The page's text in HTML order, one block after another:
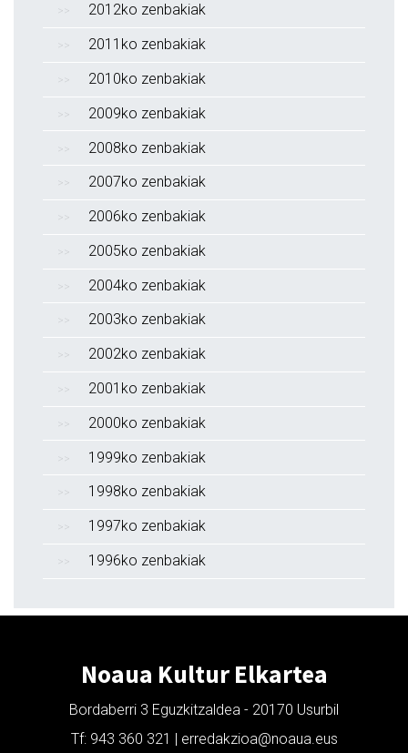
2012ko zenbakiak
2011ko zenbakiak
2010ko zenbakiak
2009ko zenbakiak
2008ko zenbakiak
2007ko zenbakiak
2006ko zenbakiak
2005ko zenbakiak
2004ko zenbakiak
2003ko zenbakiak
2002ko zenbakiak
2001ko zenbakiak
2000ko zenbakiak
1999ko zenbakiak
1998ko zenbakiak
1997ko zenbakiak
1996ko zenbakiak
Noaua Kultur Elkartea
Bordaberri 3 Eguzkitzaldea - 20170 Usurbil
Tf: 943 360 321 | erredakzioa@noaua.eus